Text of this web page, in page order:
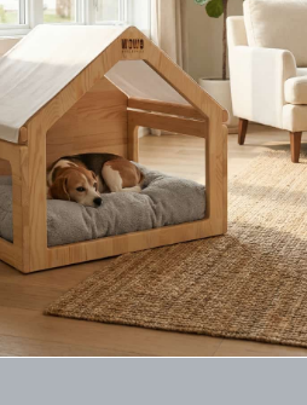
kendilerinden, mükemmel